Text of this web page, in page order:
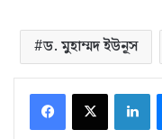
ড. মুহাম্মদ ইউনূস